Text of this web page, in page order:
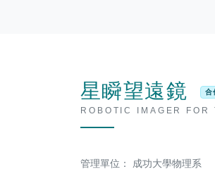
星瞬望遠鏡 合
ROBOTIC IMAGER
管理單位： 成功大學物理系